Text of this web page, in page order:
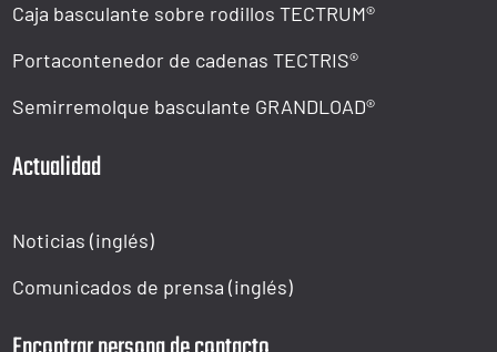
Caja basculante sobre rodillos TECTRUM®
Portacontenedor de cadenas TECTRIS®
Semirremolque basculante GRANDLOAD®
Actualidad
Noticias (inglés)
Comunicados de prensa (inglés)